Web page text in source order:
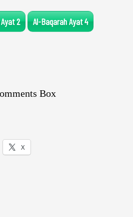
2 Al-Baqarah Ayat 4
Box
X